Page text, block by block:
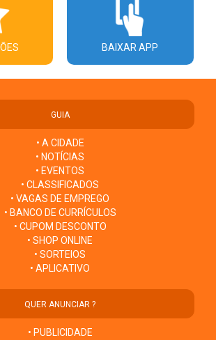
BAIXAR APP
GUIA
• A CIDADE
• NOTÍCIAS
• EVENTOS
• CLASSIFICADOS
• VAGAS DE EMPREGO
• BANCO DE CURRÍCULOS
• CUPOM DESCONTO
• SHOP ONLINE
• SORTEIOS
• APLICATIVO
QUER ANUNCIAR ?
• PUBLICIDADE